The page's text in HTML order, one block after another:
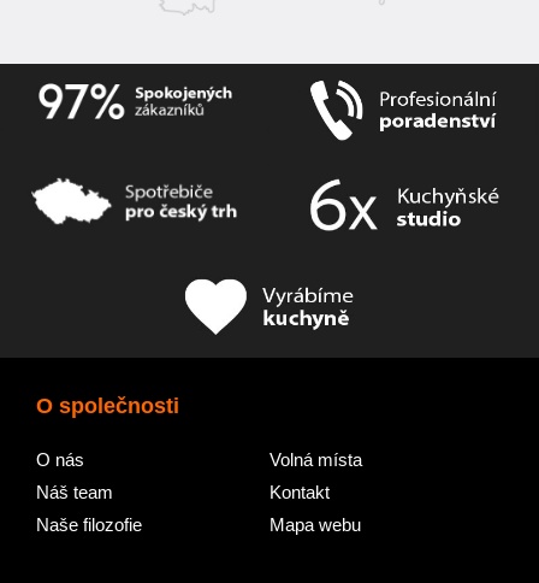
O společnosti
O nás
Náš team
Naše filozofie
Volná místa
Kontakt
Mapa webu